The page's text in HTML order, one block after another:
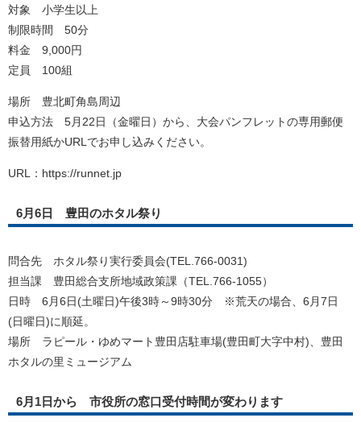
対象 小学生以上
制限時間 50分
料金 9,000円
定員 100組
場所 豊北町角島周辺
申込方法 5月22日（金曜日）から、大会パンフレットの専用郵便
振替用紙かURLでお申し込みください。
URL：https://runnet.jp
6月6日 豊田のホタル祭り
問合先 ホタル祭り実行委員会(TEL.766-0031)
担当課 豊田総合支所地域政策課（TEL.766-1055）
日時 6月6日(土曜日)午後3時～9時30分 ※荒天の場合、6月7日
(日曜日)に順延。
場所 ラピール・ゆめマート豊田店駐車場(豊田町大字中村)、豊田
ホタルの里ミュージアム
6月1日から 市役所の窓口受付時間が変わります